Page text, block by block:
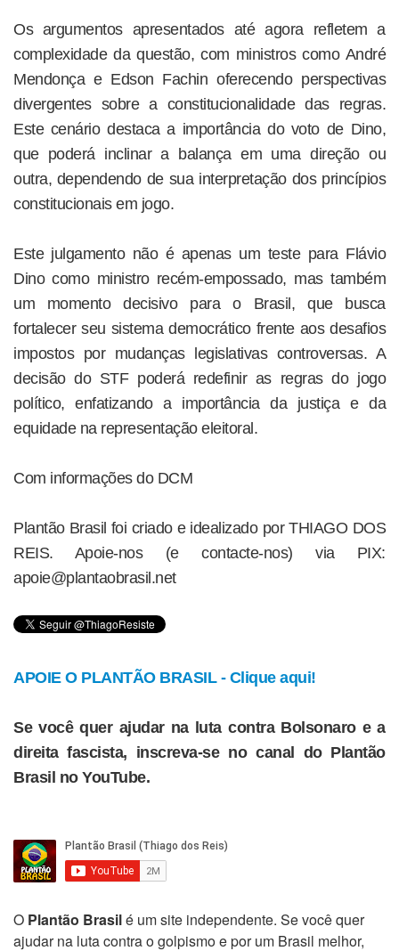
Os argumentos apresentados até agora refletem a
complexidade da questão, com ministros como André
Mendonça e Edson Fachin oferecendo perspectivas
divergentes sobre a constitucionalidade das regras.
Este cenário destaca a importância do voto de Dino,
que poderá inclinar a balança em uma direção ou
outra, dependendo de sua interpretação dos princípios
constitucionais em jogo.
Este julgamento não é apenas um teste para Flávio
Dino como ministro recém-empossado, mas também
um momento decisivo para o Brasil, que busca
fortalecer seu sistema democrático frente aos desafios
impostos por mudanças legislativas controversas. A
decisão do STF poderá redefinir as regras do jogo
político, enfatizando a importância da justiça e da
equidade na representação eleitoral.
Com informações do DCM
Plantão Brasil foi criado e idealizado por THIAGO DOS
REIS. Apoie-nos (e contacte-nos) via PIX:
apoie@plantaobrasil.net
APOIE O PLANTÃO BRASIL - Clique aqui!
Se você quer ajudar na luta contra Bolsonaro e a
direita fascista, inscreva-se no canal do Plantão
Brasil no YouTube.
O Plantão Brasilé um site independente. Se você quer
ajudar na luta contra o golpismo e por um Brasil melhor,